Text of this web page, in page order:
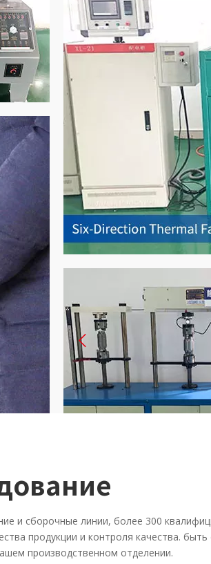
для
жесткости
и сборочные линии, более 300
продукции и контроля качества.
производственном отделении.